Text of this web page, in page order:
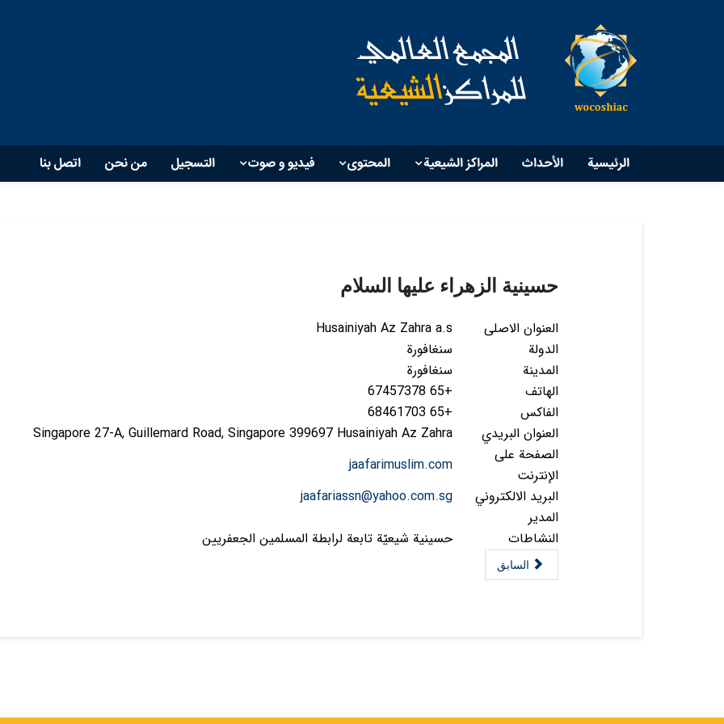
الرئيسية الأحداث المراكز الشيعية المحتوی فیدیو و صوت التسجيل من نحن اتصل بنا
حسينية الزهراء عليها السلام
العنوان الاصلی
Husainiyah Az Zahra a.s
الدولة
سنغافورة
المدينة
سنغافورة
الهاتف
+65 67457378
الفاكس
+65 68461703
العنوان البريدي
Singapore 27-A, Guillemard Road, Singapore 399697 Husainiyah Az Zahra
الصفحة على
الإنترنت
jaafarimuslim.com
البريد الالكتروني
jaafariassn@yahoo.com.sg
المدير
النشاطات
حسينية شيعيّة تابعة لرابطة المسلمين الجعفريين
السابق